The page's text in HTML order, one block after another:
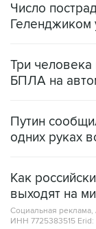
Число
Геленджиком
Три
БПЛА на
Путин
одних руках
Как
выходят на
Социальная
ИНН 7725383515 Erid: